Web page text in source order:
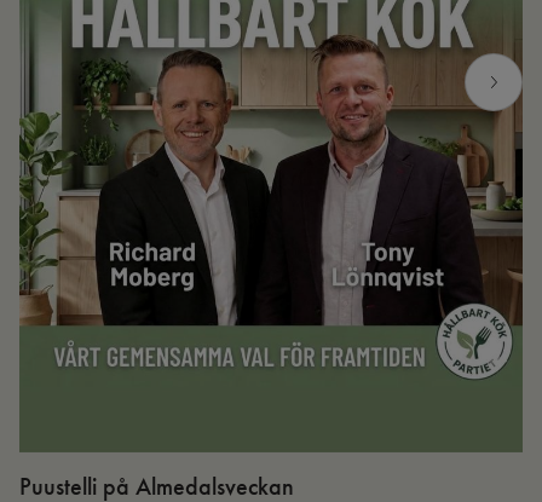
Puustelli på Almedalsveckan